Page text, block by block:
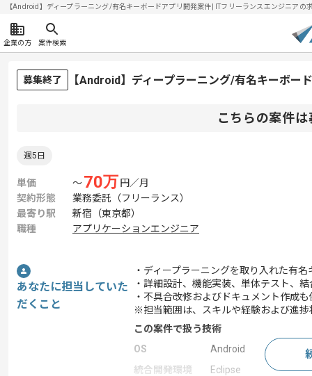
【Android】ディープラーニング/有名キーボードアプリ開発案件| ITフリーランスエンジニア
企業の方 案件検索
募集終了 【Android】ディープラーニング/有名キーボー
こちらの案件
週5日
単価 〜70万 円／月
契約形態
業務委託（フリーランス）
最寄り駅
新宿（東京都）
職種
アプリケーションエンジニア
あなたに担当していた
だくこと
・ディープラーニングを取り入れた有
・詳細設計、機能実装、単体テスト、
・不具合改修およびドキュメント作成
※担当範囲は、スキルや経験および進
この案件で扱う技術
OS
Android
統合開発環境
Eclipse